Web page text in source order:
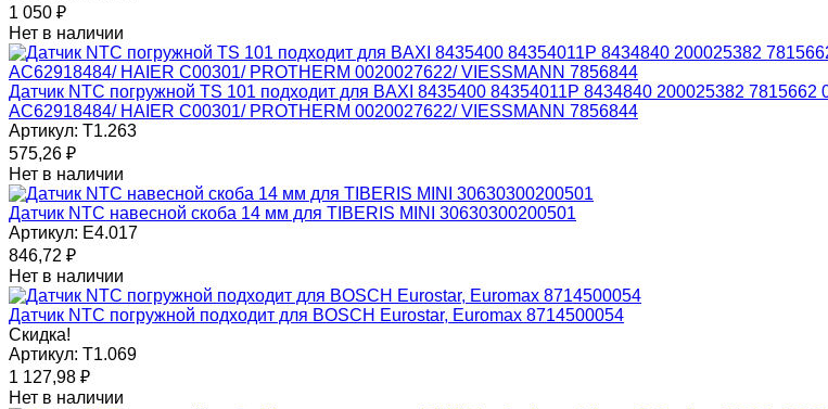
1 050 ₽
Нет в наличии
Датчик NTC погружной TS 101 подходит для BAXI 8435400 84354011P 8434840 200025382
AC62918484/ HAIER C00301/ PROTHERM 0020027622/ VIESSMANN 7856844
Артикул: T1.263
575,26 ₽
Нет в наличии
Датчик NTC навесной скоба 14 мм для TIBERIS MINI 30630300200501
Артикул: E4.017
846,72 ₽
Нет в наличии
Датчик NTC погружной подходит для BOSCH Eurostar, Euromax 8714500054
Скидка!
Артикул: T1.069
1 127,98 ₽
Нет в наличии